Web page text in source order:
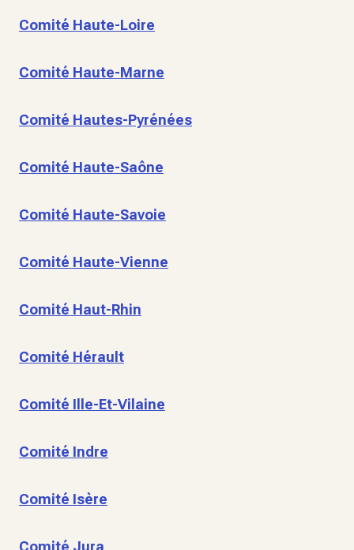
Comité Haute-Loire
Comité Haute-Marne
Comité Hautes-Pyrénées
Comité Haute-Saône
Comité Haute-Savoie
Comité Haute-Vienne
Comité Haut-Rhin
Comité Hérault
Comité Ille-Et-Vilaine
Comité Indre
Comité Isère
Comité Jura